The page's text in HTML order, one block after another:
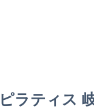
ピラティス